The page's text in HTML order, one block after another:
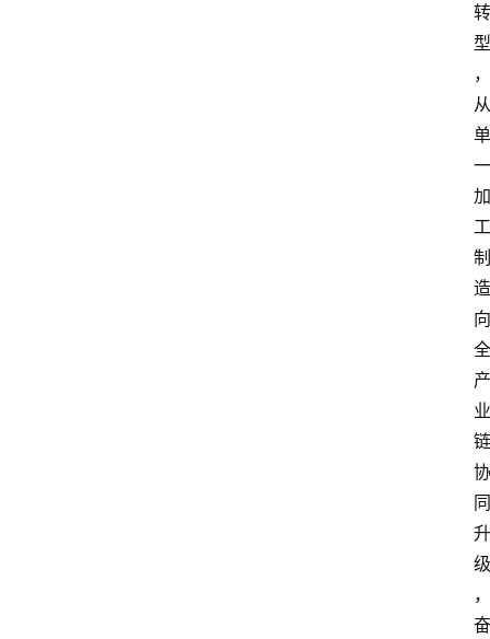
转
型
，
从
单
一
加
工
制
造
向
全
产
业
链
协
同
升
级
，
奋